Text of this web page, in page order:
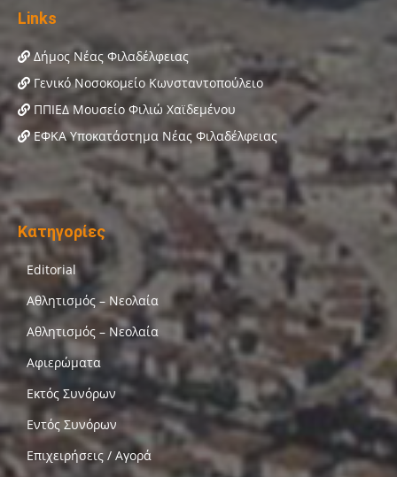
Links
Δήμος Νέας Φιλαδέλφειας
Γενικό Νοσοκομείο Κωνσταντοπούλειο
ΠΠΙΕΔ Μουσείο Φιλιώ Χαϊδεμένου
ΕΦΚΑ Υποκατάστημα Νέας Φιλαδέλφειας
Κατηγορίες
Editorial
Αθλητισμός – Νεολαία
Αθλητισμός – Νεολαία
Αφιερώματα
Εκτός Συνόρων
Εντός Συνόρων
Επιχειρήσεις / Αγορά